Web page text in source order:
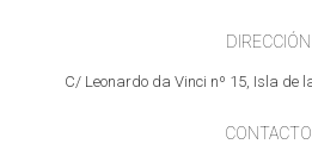
DIRECCIÓN
C/ Leonardo da Vinci nº 15, Isla de
CONTACTO